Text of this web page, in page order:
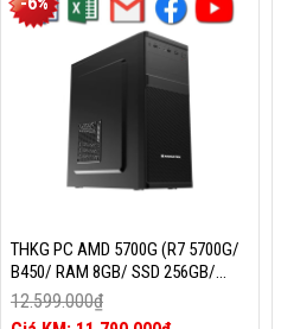
THKG PC AMD 5700G (R7 5700G/
B450/ RAM 8GB/ SSD 256GB/
400W/ DOS)
12.599.000₫